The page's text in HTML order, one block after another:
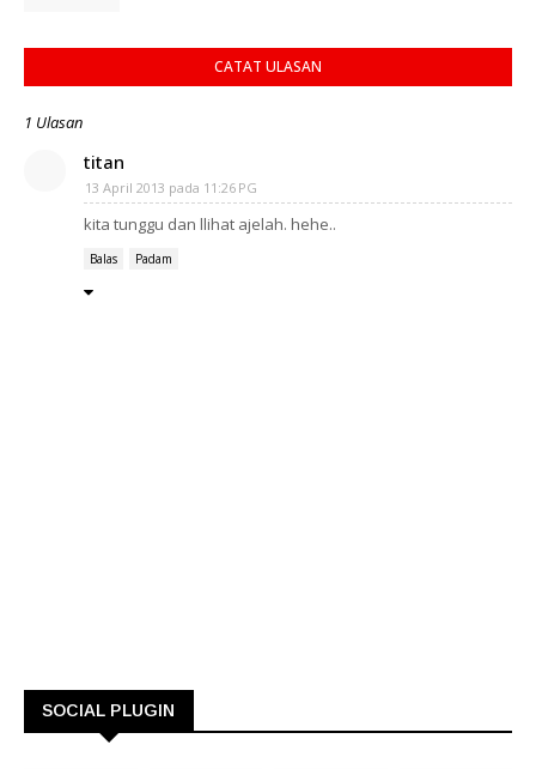
CATAT ULASAN
1 Ulasan
titan
13 April 2013 pada 11:26 PG
kita tunggu dan llihat ajelah. hehe..
Balas Padam
SOCIAL PLUGIN